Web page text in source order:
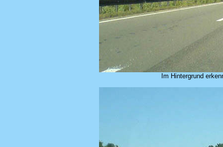
Im Hintergrund